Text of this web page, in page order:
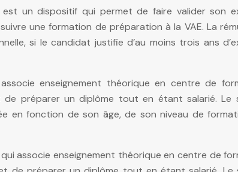
est un dispositif qui permet de faire valider son
une formation de préparation à la VAE. La
si le candidat justifie d’au moins trois ans
enseignement théorique en centre de
préparer un diplôme tout en étant salarié. Le
en fonction de son âge, de son niveau de
associe enseignement théorique en centre de